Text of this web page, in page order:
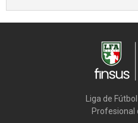
Liga de
Profesional